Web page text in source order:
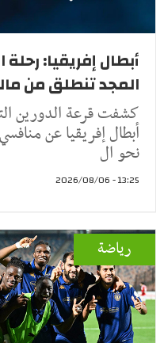
أبطال إفريقيا:
المجد تنطلق من
كشفت قرعة الدورين
أبطال إفريقيا عن
نحو ال
13:25 - 2026/08/06
رياضة